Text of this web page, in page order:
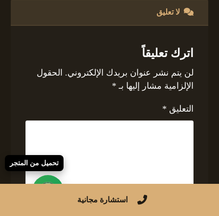
لا تعليق
اترك تعليقاً
لن يتم نشر عنوان بريدك الإلكتروني. الحقول
الإلزامية مشار إليها بـ *
التعليق *
استشارة مجانية
تحميل من المتجر